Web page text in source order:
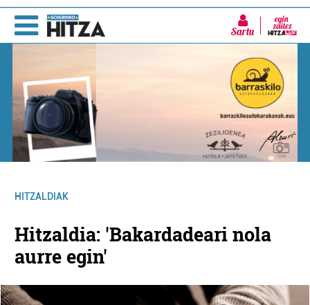
Sartu
HITZALDIAK
Hitzaldia: 'Bakardadeari nola
aurre egin'